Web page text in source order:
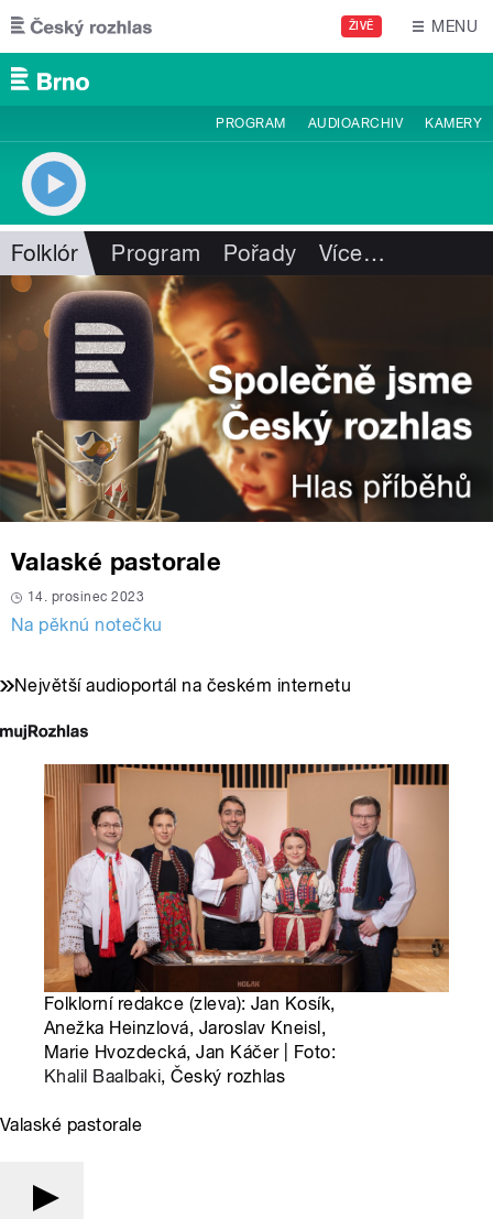
Přejít k hlavnímu obsahu
ŽIVĚ MENU
PROGRAM AUDIOARCHIV KAMERY
Folklór Program Pořady Více…
Valaské pastorale
14. prosinec 2023
Na pěknú notečku
Největší audioportál na českém internetu
Folklorní redakce (zleva): Jan Kosík,
Anežka Heinzlová, Jaroslav Kneisl,
Marie Hvozdecká, Jan Káčer | Foto:
Khalil Baalbaki, Český rozhlas
Valaské pastorale